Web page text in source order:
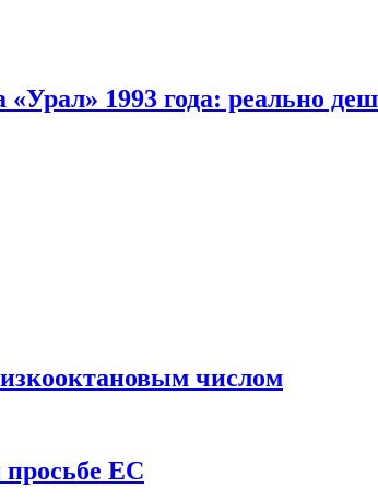
1993 года: реально
числом
просьбе ЕС